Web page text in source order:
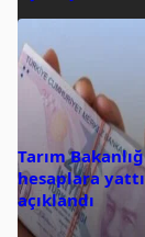
Tarım
hesaplara
açıklandı